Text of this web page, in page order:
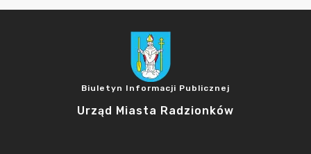
Biuletyn Informacji Publicznej
Urząd Miasta Radzionków